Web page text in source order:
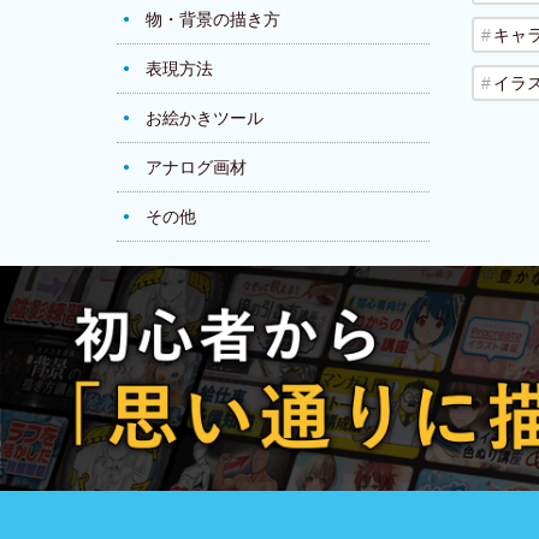
物・背景の描き方
表現方法
お絵かきツール
アナログ画材
その他
キャ
イラ